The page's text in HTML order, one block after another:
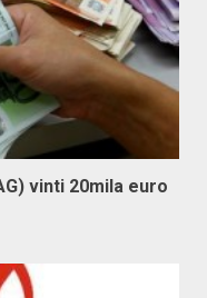
vinti 20mila euro